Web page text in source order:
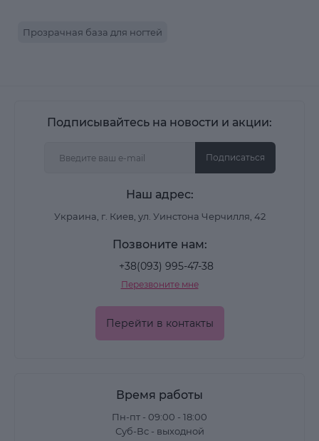
Как работает система покрытия
результат, защищает материал от повреждений
и усиливает визуальный эффект - глянцевый или
матовый.
Что входит в систему
средства для выравнивания и подготовки
ногтевой пластины
финишные покрытия для защиты и
решения под разные техники и задачи в
Как выбрать подходящий
Прозрачная база для ногтей
Подписывайтесь на новости и акции:
Подписаться
Наш адрес:
Украина, г. Киев, ул. Уинстона Черчилля, 42
Позвоните нам:
+38(093) 995-47-38
Перезвоните мне
Перейти в контакты
Время работы
Пн-пт - 09:00 - 18:00
Суб-Вс - выходной